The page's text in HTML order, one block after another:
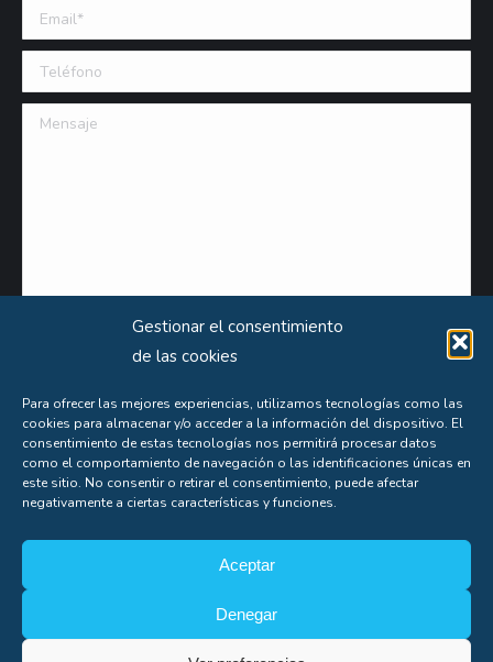
Gestionar el consentimiento
de las cookies
Para ofrecer las mejores experiencias, utilizamos tecnologías como las
cookies para almacenar y/o acceder a la información del dispositivo. El
consentimiento de estas tecnologías nos permitirá procesar datos
como el comportamiento de navegación o las identificaciones únicas en
este sitio. No consentir o retirar el consentimiento, puede afectar
negativamente a ciertas características y funciones.
Aceptar
Denegar
Email (requerido)
Teléfono
Mensaje
Puede obtener información extensa sobre el uso que le damos a sus datos personales
consultando nuestraPolítica de Privacidad.
Aceptas nuestrapolítica de privacidad